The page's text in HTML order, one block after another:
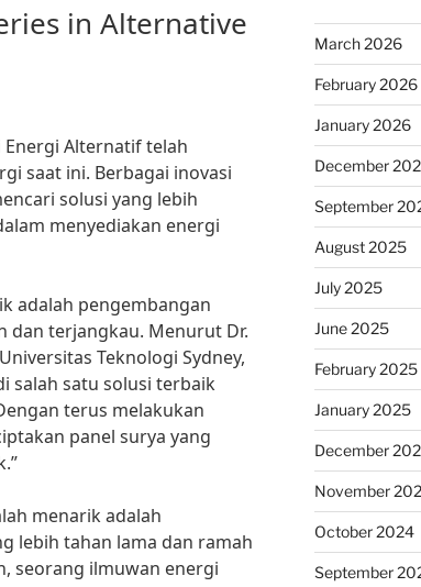
in Alternative
Alternatif telah
saat ini. Berbagai inovasi
solusi yang lebih
menyediakan energi
adalah pengembangan
dan terjangkau. Menurut Dr.
Teknologi Sydney,
salah satu solusi terbaik
terus melakukan
panel surya yang
menarik adalah
lebih tahan lama dan ramah
seorang ilmuwan energi
March 2026
February 2026
January 2026
December
September
August 2025
July 2025
June 2025
February 2025
January 2025
December
November
October 2024
September